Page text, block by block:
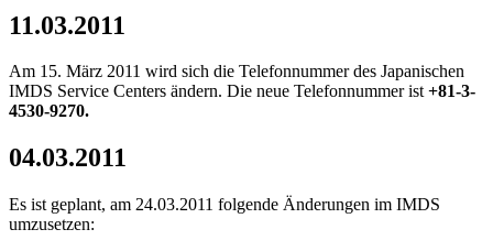
11.03.2011
Am 15. März 2011 wird sich die Telefonnummer des Japanischen
IMDS Service Centers ändern. Die neue Telefonnummer ist+81-3-
4530-9270.
04.03.2011
Es ist geplant, am 24.03.2011 folgende Änderungen im IMDS
umzusetzen: